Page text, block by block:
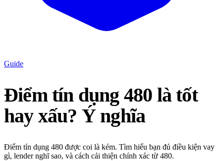
Guide
Điểm tín dụng 480 là tốt
hay xấu? Ý nghĩa
Điểm tín dụng 480 được coi là kém. Tìm hiểu bạn đủ điều kiện vay
gì, lender nghĩ sao, và cách cải thiện chính xác từ 480.